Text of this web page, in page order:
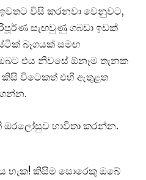
විසි කරනවා වෙනුවට,
සැඟවුණු ගබඩා ඉඩක්
බෑගයක් සමඟ
එය නිවසේ ඕනෑම තැනක
කිසි විටෙකත් එහි ඇතුළත
ඔරලෝසුව භාවිතා කරන්න.
හැක! කිසිම සොරෙකු ඔබේ